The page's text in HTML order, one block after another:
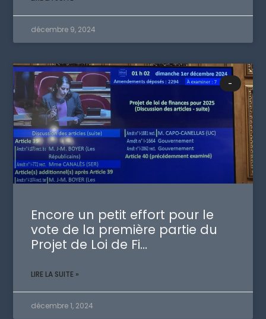
décembre 9, 2024
-
Encore un petit effort pour le
vote de la première partie du
Projet de Loi de Fi…
LIRE LA SUITE »
décembre 1, 2024